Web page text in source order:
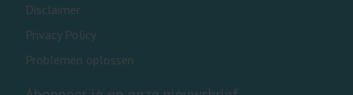
Disclaimer
Privacy Policy
Problemen oplossen